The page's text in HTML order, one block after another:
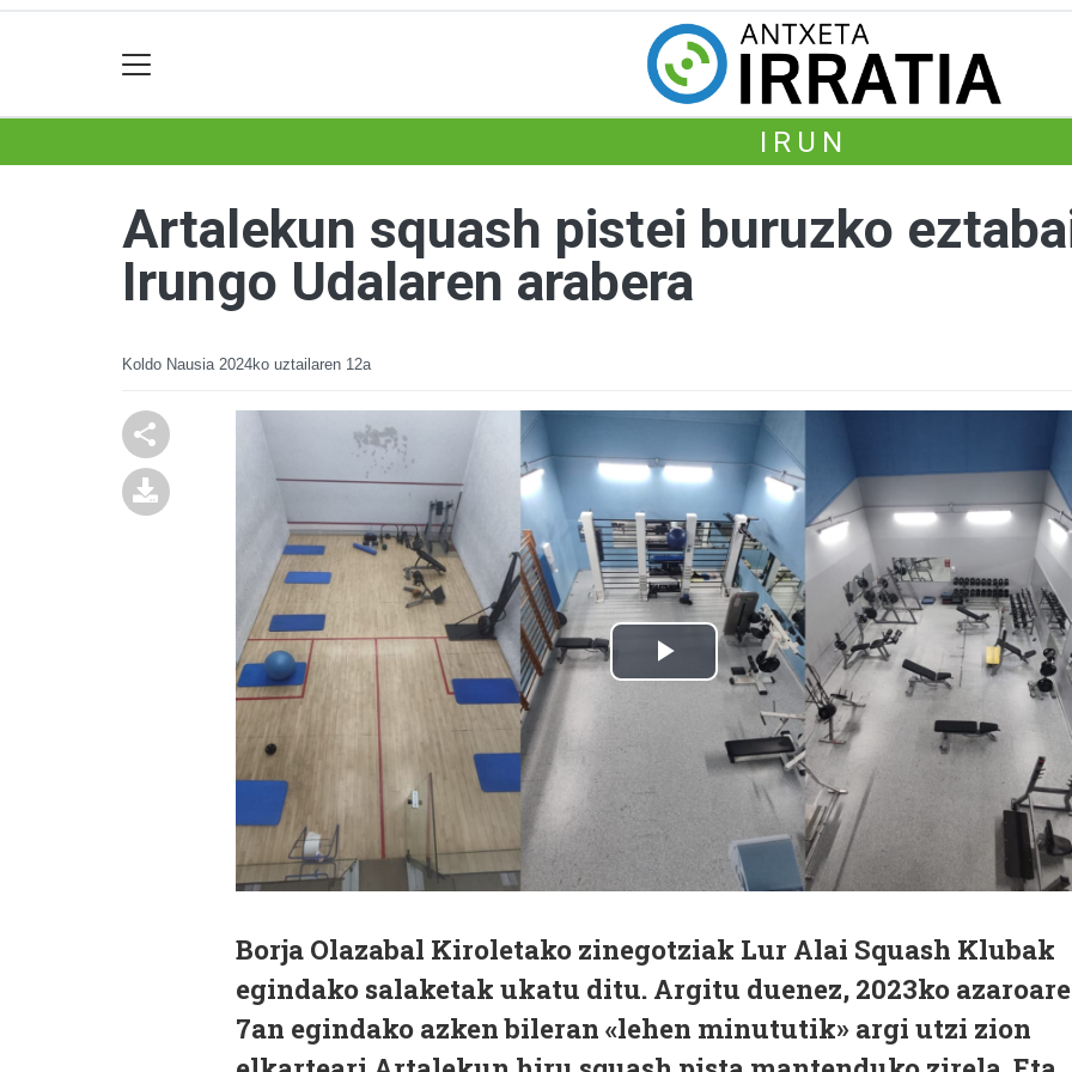
IRUN
Artalekun squash pistei buruzko
Irungo Udalaren arabera
Koldo Nausia 2024ko uztailaren 12a
Borja Olazabal Kiroletako zinegotziak Lur Alai Squash Klubak
egindako salaketak ukatu ditu. Argitu duenez, 2023ko
7an egindako azken bileran «lehen minututik» argi utzi zion